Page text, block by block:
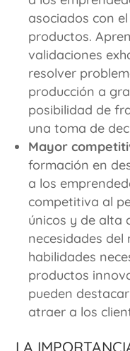
asociados con
productos.
validaciones
resolver
producción a
posibilidad de
una toma de
Mayor
formación en
a los
competitiva al
únicos y de alta
necesidades
habilidades
productos
pueden
atraer a los
La